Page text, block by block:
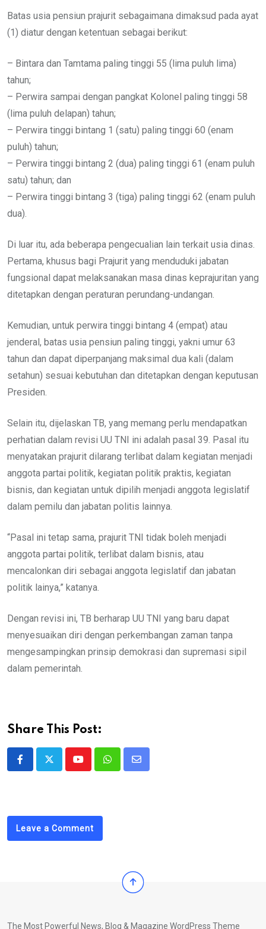
Batas usia pensiun prajurit sebagaimana dimaksud pada ayat
(1) diatur dengan ketentuan sebagai berikut:
– Bintara dan Tamtama paling tinggi 55 (lima puluh lima)
tahun;
– Perwira sampai dengan pangkat Kolonel paling tinggi 58
(lima puluh delapan) tahun;
– Perwira tinggi bintang 1 (satu) paling tinggi 60 (enam
puluh) tahun;
– Perwira tinggi bintang 2 (dua) paling tinggi 61 (enam puluh
satu) tahun; dan
– Perwira tinggi bintang 3 (tiga) paling tinggi 62 (enam puluh
dua).
Di luar itu, ada beberapa pengecualian lain terkait usia dinas.
Pertama, khusus bagi Prajurit yang menduduki jabatan
fungsional dapat melaksanakan masa dinas keprajuritan yang
ditetapkan dengan peraturan perundang-undangan.
Kemudian, untuk perwira tinggi bintang 4 (empat) atau
jenderal, batas usia pensiun paling tinggi, yakni umur 63
tahun dan dapat diperpanjang maksimal dua kali (dalam
setahun) sesuai kebutuhan dan ditetapkan dengan keputusan
Presiden.
Selain itu, dijelaskan TB, yang memang perlu mendapatkan
perhatian dalam revisi UU TNI ini adalah pasal 39. Pasal itu
menyatakan prajurit dilarang terlibat dalam kegiatan menjadi
anggota partai politik, kegiatan politik praktis, kegiatan
bisnis, dan kegiatan untuk dipilih menjadi anggota legislatif
dalam pemilu dan jabatan politis lainnya.
“Pasal ini tetap sama, prajurit TNI tidak boleh menjadi
anggota partai politik, terlibat dalam bisnis, atau
mencalonkan diri sebagai anggota legislatif dan jabatan
politik lainya,” katanya.
Dengan revisi ini, TB berharap UU TNI yang baru dapat
menyesuaikan diri dengan perkembangan zaman tanpa
mengesampingkan prinsip demokrasi dan supremasi sipil
dalam pemerintah.
Share This Post:
YoutubeWhatsappShare
Leave a Comment
The Most Powerful News, Blog & Magazine WordPress Theme